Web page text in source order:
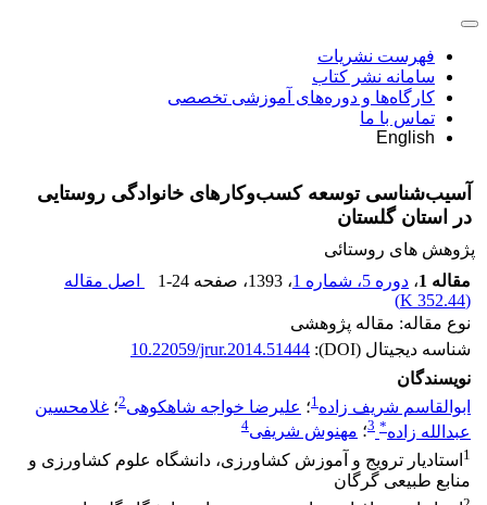
فهرست نشریات
سامانه نشر کتاب
کارگاه‌ها و دوره‌های آموزشی تخصصی
تماس با ما
English
آسیب‌شناسی توسعه کسب‌وکارهای خانوادگی روستایی
در استان گلستان
پژوهش های روستائی
مقاله 1
، دوره 5، شماره 1 ، 1393 ، صفحه 1-24
اصل مقاله
(
352.44 K
)
نوع مقاله: مقاله پژوهشی
شناسه دیجیتال (DOI):
10.22059/jrur.2014.51444
نویسندگان
ابوالقاسم شریف زاده1؛ علیرضا خواجه شاهکوهی2؛ غلامحسین
عبدالله زاده*
3؛ مهنوش شریفی4
1 استادیار ترویج و آموزش کشاورزی، دانشگاه علوم کشاورزی و
منابع طبیعی گرگان